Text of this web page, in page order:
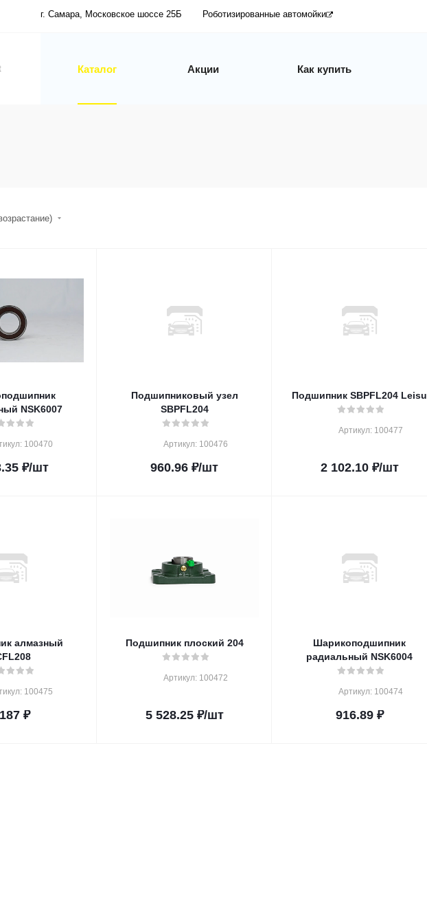
г. Самара, Московское шоссе 25Б Роботизированные автомойки
Каталог Акции Как купить
NSK6007
100470
₽/шт
Подшипниковый узел
SBPFL204
Артикул: 100476
960.96 ₽/шт
Подшипник SBPFL204 Leisu
Артикул: 100477
2 102.10₽/шт
алмазный
100475
₽
Подшипник плоский 204
Артикул: 100472
5 528.25₽/шт
Шарикоподшипник
радиальный NSK6004
Артикул: 100474
916.89₽